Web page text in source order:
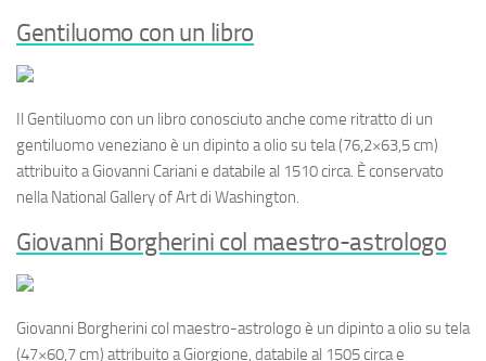
Gentiluomo con un libro
Il Gentiluomo con un libro conosciuto anche come ritratto di un
gentiluomo veneziano è un dipinto a olio su tela (76,2×63,5 cm)
attribuito a Giovanni Cariani e databile al 1510 circa. È conservato
nella National Gallery of Art di Washington.
Giovanni Borgherini col maestro-astrologo
Giovanni Borgherini col maestro-astrologo è un dipinto a olio su tela
(47×60,7 cm) attribuito a Giorgione, databile al 1505 circa e